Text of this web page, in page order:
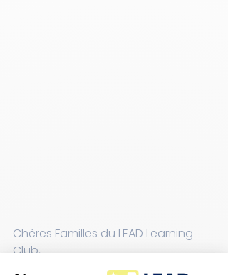
Chères Familles du LEAD Learning
Club,